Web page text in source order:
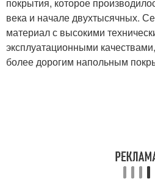
Гетерогенный линолеум
Коммерческий
века и начале двухтысячных.
материал с высокими
эксплуатационными
более дорогим напольным